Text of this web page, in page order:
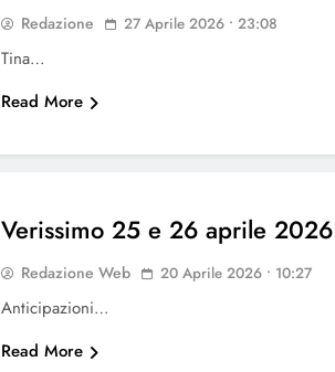
Redazione 27 Aprile 2026 • 23:08
Tina…
Read More
Verissimo 25 e 26 aprile
Redazione Web 20 Aprile 2026 • 10:27
Anticipazioni…
Read More